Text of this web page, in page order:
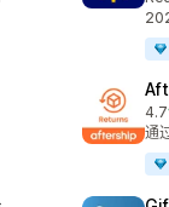
4.7
总
通